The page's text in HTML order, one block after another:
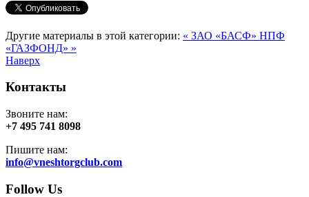
Другие материалы в этой категории: « ЗАО «БАСФ» НПФ
«ГАЗФОНД» »
Наверх
Контакты
Звоните нам:
+7 495 741 8098
Пишите нам:
info@vneshtorgclub.com
Follow Us